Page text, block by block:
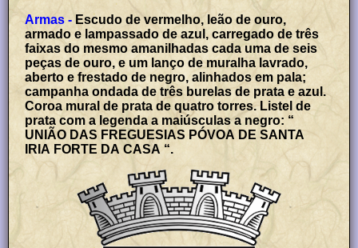
Armas - Escudo de vermelho, leão de ouro,
armado e lampassado de azul, carregado de três
faixas do mesmo amanilhadas cada uma de seis
peças de ouro, e um lanço de muralha lavrado,
aberto e frestado de negro, alinhados em pala;
campanha ondada de três burelas de prata e azul.
Coroa mural de prata de quatro torres. Listel de
prata com a legenda a maiúsculas a negro: “
UNIÃO DAS FREGUESIAS PÓVOA DE SANTA
IRIA FORTE DA CASA “.